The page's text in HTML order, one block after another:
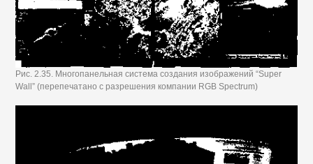
Рис. 2.35. Многопанельная система создания изображений “Super
Wall” (перепечатано с разрешения компании RGB Spectrum)